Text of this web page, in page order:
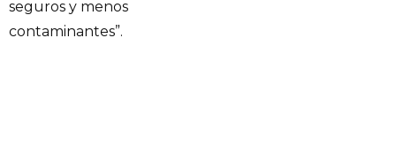
seguros y menos
contaminantes”.